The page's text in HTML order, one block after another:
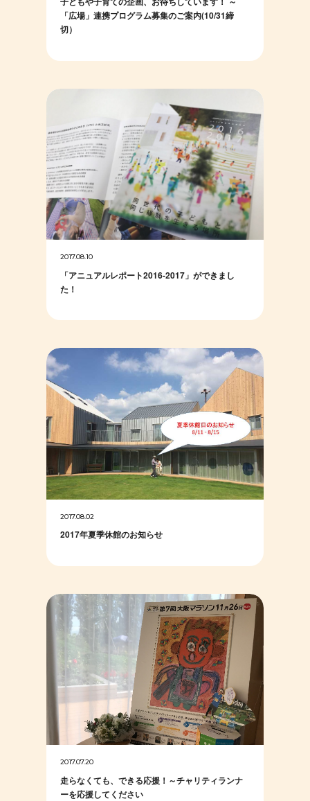
「広場」連携プログラム募集のご案内(10/31締
切）
2017.08.10
「アニュアルレポート2016-2017」ができまし
た！
2017.08.02
2017年夏季休館のお知らせ
2017.07.20
走らなくても、できる応援！～チャリティランナ
ーを応援してください